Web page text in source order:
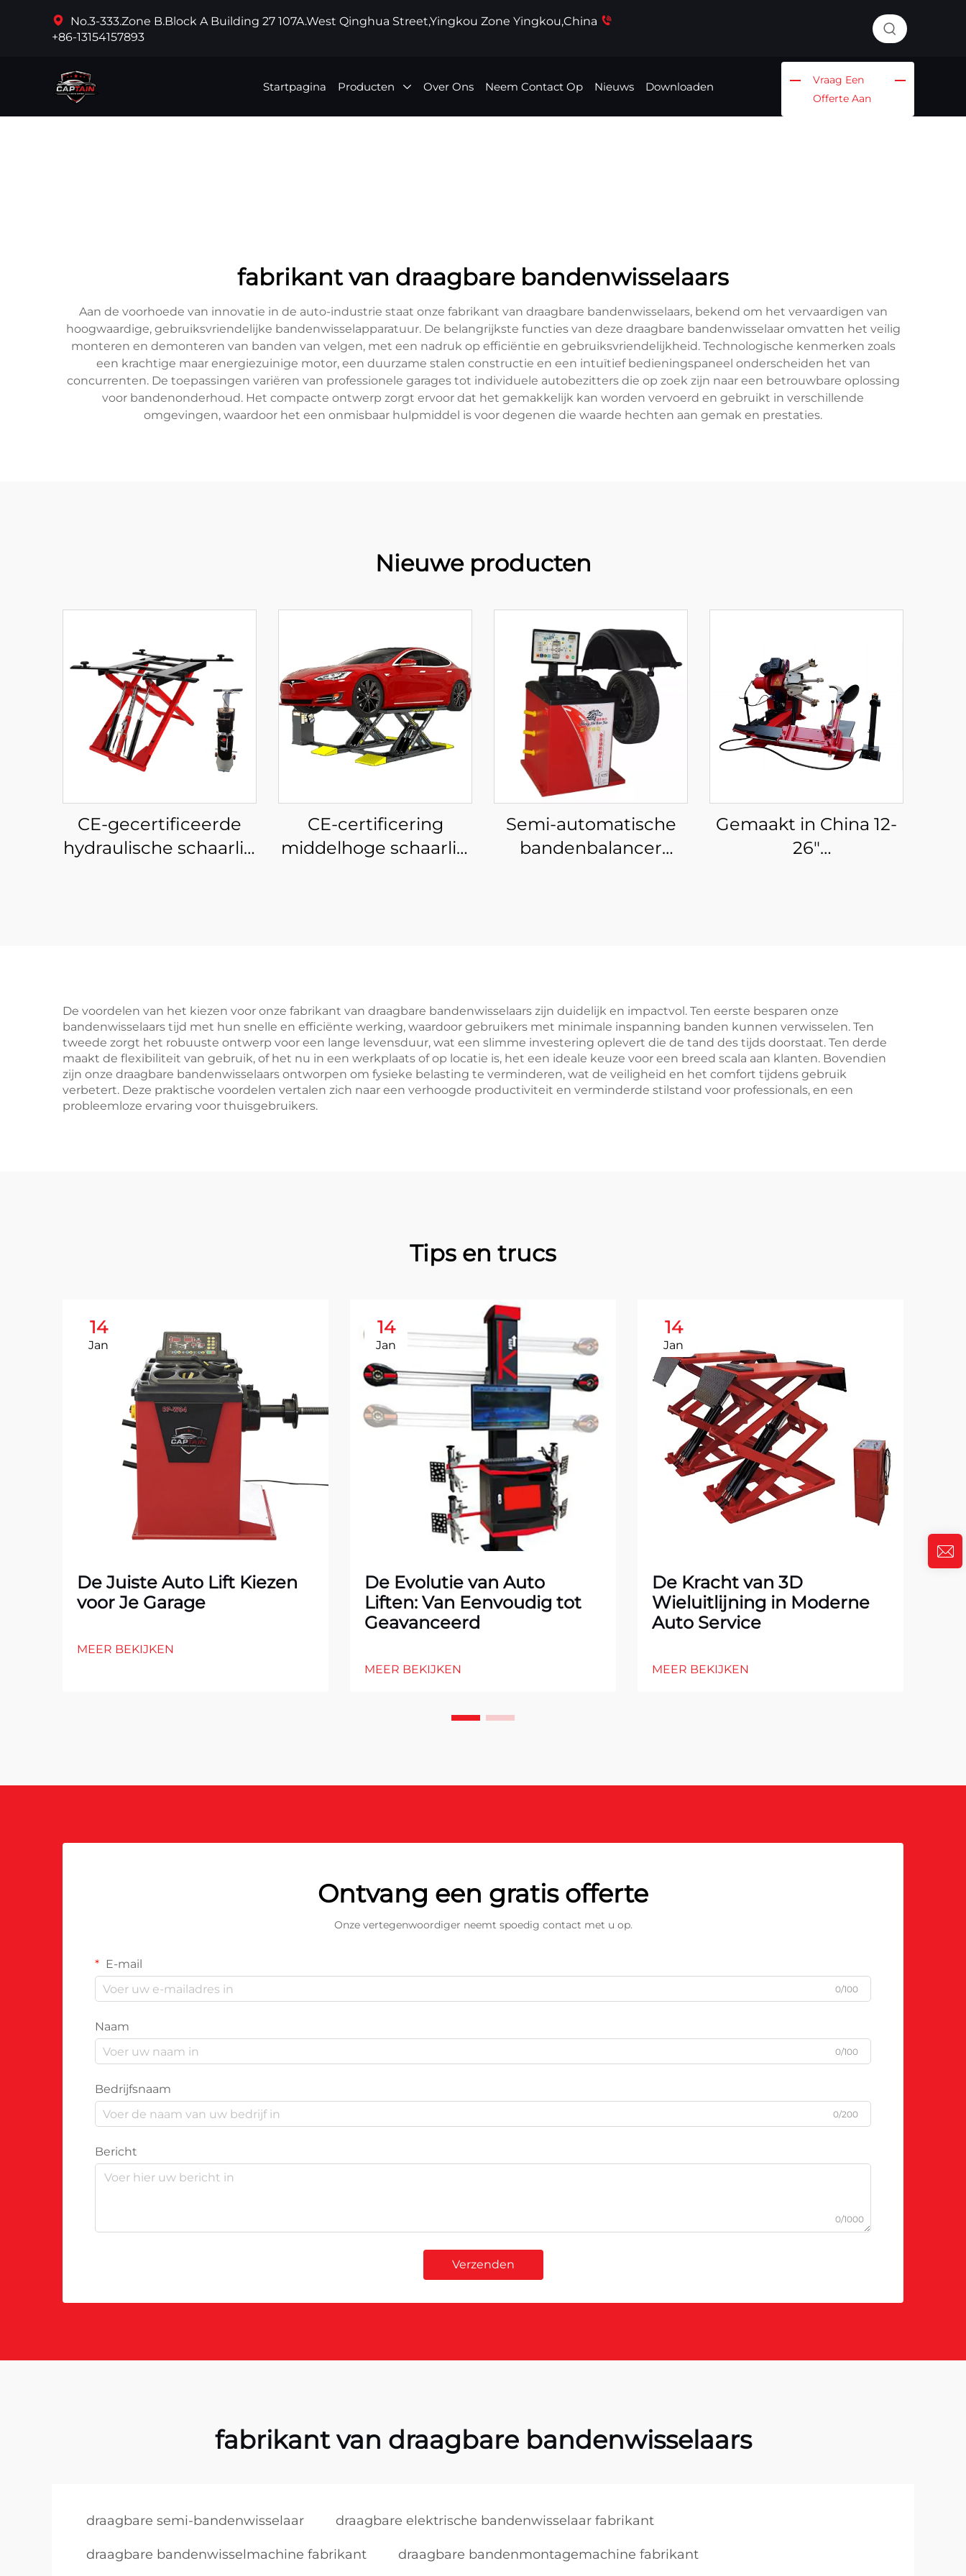
No.3-333.Zone B.Block A Building 27 107A.West Qinghua Street,Yingkou Zone Yingkou,China
+86-13154157893
Startpagina Producten Over Ons Neem Contact Op Nieuws Downloaden
Vraag Een
Offerte Aan
fabrikant van draagbare bandenwisselaars
Aan de voorhoede van innovatie in de auto-industrie staat onze fabrikant van draagbare bandenwisselaars, bekend om het vervaardigen van
hoogwaardige, gebruiksvriendelijke bandenwisselapparatuur. De belangrijkste functies van deze draagbare bandenwisselaar omvatten het veilig
monteren en demonteren van banden van velgen, met een nadruk op efficiëntie en gebruiksvriendelijkheid. Technologische kenmerken zoals
een krachtige maar energiezuinige motor, een duurzame stalen constructie en een intuïtief bedieningspaneel onderscheiden het van
concurrenten. De toepassingen variëren van professionele garages tot individuele autobezitters die op zoek zijn naar een betrouwbare oplossing
voor bandenonderhoud. Het compacte ontwerp zorgt ervoor dat het gemakkelijk kan worden vervoerd en gebruikt in verschillende
omgevingen, waardoor het een onmisbaar hulpmiddel is voor degenen die waarde hechten aan gemak en prestaties.
Nieuwe producten
CE-gecertificeerde
hydraulische schaarlift
CE-certificering
middelhoge schaarlift
Semi-automatische
bandenbalancer
Gemaakt in China 12-
26"
De voordelen van het kiezen voor onze fabrikant van draagbare bandenwisselaars zijn duidelijk en impactvol. Ten eerste besparen onze
bandenwisselaars tijd met hun snelle en efficiënte werking, waardoor gebruikers met minimale inspanning banden kunnen verwisselen. Ten
tweede zorgt het robuuste ontwerp voor een lange levensduur, wat een slimme investering oplevert die de tand des tijds doorstaat. Ten derde
maakt de flexibiliteit van gebruik, of het nu in een werkplaats of op locatie is, het een ideale keuze voor een breed scala aan klanten. Bovendien
zijn onze draagbare bandenwisselaars ontworpen om fysieke belasting te verminderen, wat de veiligheid en het comfort tijdens gebruik
verbetert. Deze praktische voordelen vertalen zich naar een verhoogde productiviteit en verminderde stilstand voor professionals, en een
probleemloze ervaring voor thuisgebruikers.
Tips en trucs
14
Jan
De Juiste Auto Lift Kiezen
voor Je Garage
MEER BEKIJKEN
14
Jan
De Evolutie van Auto
Liften: Van Eenvoudig tot
Geavanceerd
MEER BEKIJKEN
14
Jan
De Kracht van 3D
Wieluitlijning in Moderne
Auto Service
MEER BEKIJKEN
Ontvang een gratis offerte
Onze vertegenwoordiger neemt spoedig contact met u op.
E-mail
0/100
Naam
0/100
Bedrijfsnaam
0/200
Bericht
0/1000
Verzenden
fabrikant van draagbare bandenwisselaars
draagbare semi-bandenwisselaar draagbare elektrische bandenwisselaar fabrikant
draagbare bandenwisselmachine fabrikant draagbare bandenmontagemachine fabrikant